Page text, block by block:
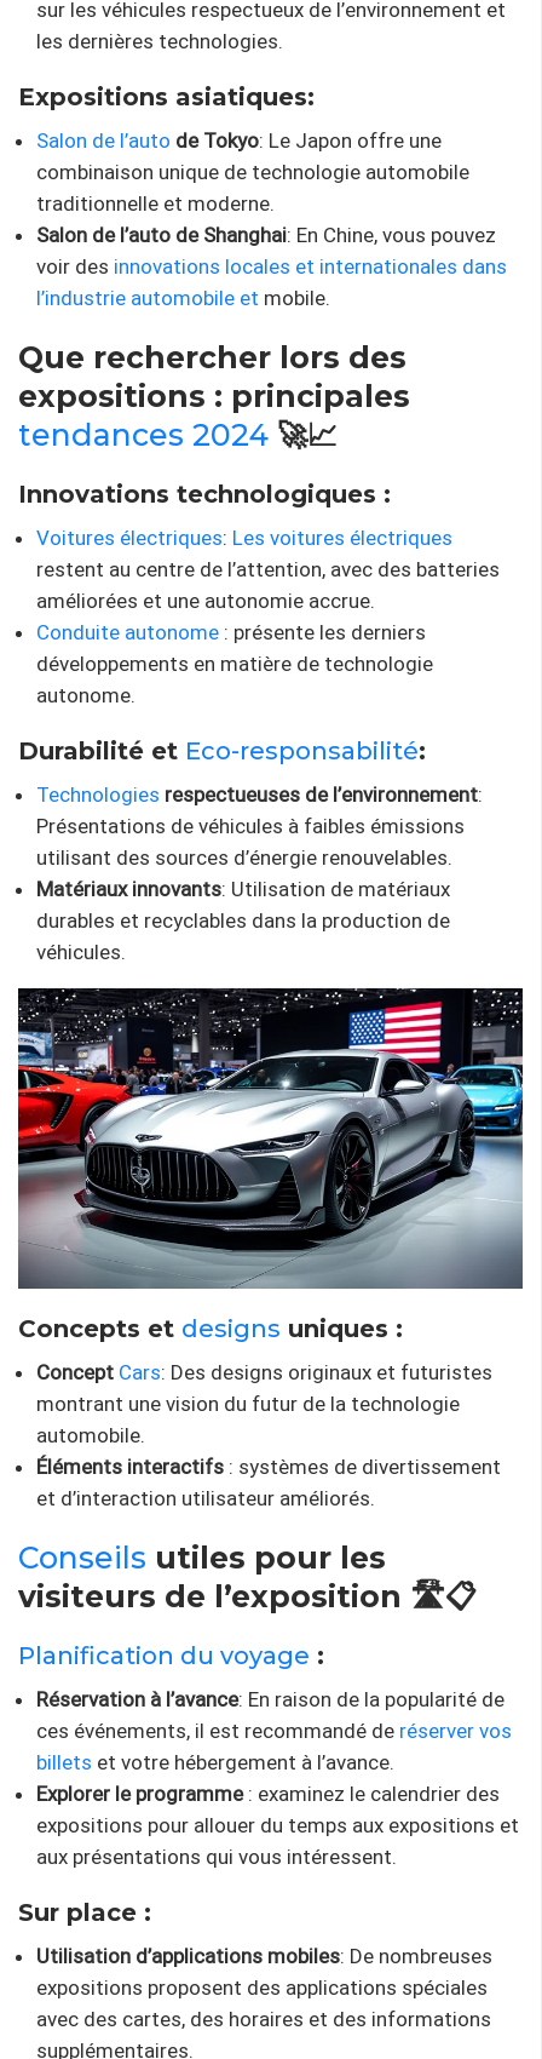
sur les véhicules respectueux de l’environnement et
les dernières technologies.
Expositions asiatiques:
Salon de l’auto de Tokyo: Le Japon offre une
combinaison unique de technologie automobile
traditionnelle et moderne.
Salon de l’auto de Shanghai: En Chine, vous pouvez
voir des innovations locales et internationales dans
l’industrie automobile et mobile.
Que rechercher lors des
expositions : principales
tendances 2024 🚀📈
Innovations technologiques :
Voitures électriques: Les voitures électriques
restent au centre de l’attention, avec des batteries
améliorées et une autonomie accrue.
Conduite autonome : présente les derniers
développements en matière de technologie
autonome.
Durabilité et Eco-responsabilité:
Technologies respectueuses de l’environnement:
Présentations de véhicules à faibles émissions
utilisant des sources d’énergie renouvelables.
Matériaux innovants: Utilisation de matériaux
durables et recyclables dans la production de
véhicules.
Concepts et designs uniques :
Concept Cars: Des designs originaux et futuristes
montrant une vision du futur de la technologie
automobile.
Éléments interactifs : systèmes de divertissement
et d’interaction utilisateur améliorés.
Conseils utiles pour les
visiteurs de l’exposition 🛣️📋
Planification du voyage :
Réservation à l’avance: En raison de la popularité de
ces événements, il est recommandé de réserver vos
billets et votre hébergement à l’avance.
Explorer le programme: examinez le calendrier des
expositions pour allouer du temps aux expositions et
aux présentations qui vous intéressent.
Sur place :
Utilisation d’applications mobiles: De nombreuses
expositions proposent des applications spéciales
avec des cartes, des horaires et des informations
supplémentaires.